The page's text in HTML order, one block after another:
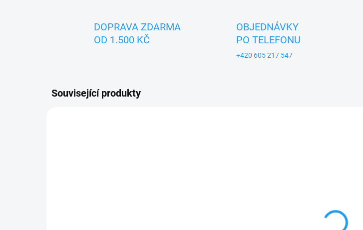
DOPRAVA ZDARMA
OD 1.500 KČ
OBJEDNÁVKY
PO TELEFONU
+420 605 217 547
Související produkty